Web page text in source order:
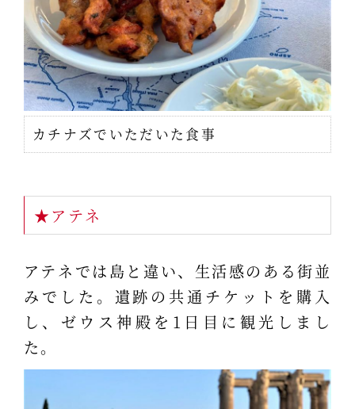
カチナズでいただいた食事
★アテネ
アテネでは島と違い、生活感のある街並
みでした。遺跡の共通チケットを購入
し、ゼウス神殿を1日目に観光しまし
た。